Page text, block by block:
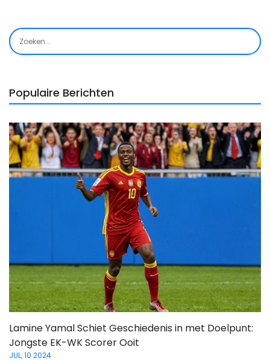
Populaire Berichten
Lamine Yamal Schiet Geschiedenis in met Doelpunt:
Jongste EK-WK Scorer Ooit
JUL, 10 2024